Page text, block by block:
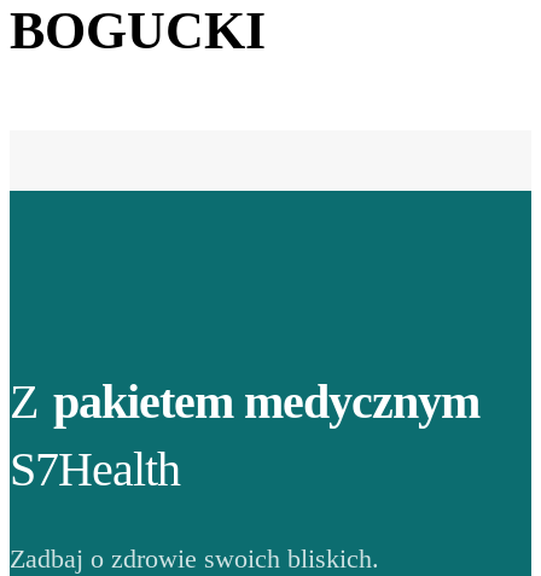
BOGUCKI
Z pakietem medycznym
S7Health
Zadbaj o zdrowie swoich bliskich.